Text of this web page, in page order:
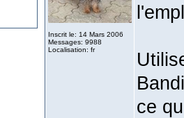
Inscrit le: 14 Mars 2006
Messages: 9988
Localisation: fr
ce